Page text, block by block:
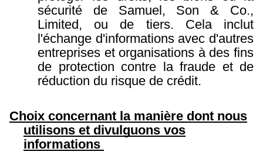
sécurité de Samuel, Son & Co.,
Limited, ou de tiers. Cela inclut
l'échange d'informations avec d'autres
entreprises et organisations à des fins
de protection contre la fraude et de
réduction du risque de crédit.
Choix concernant la manière dont nous
utilisons et divulguons vos
informations